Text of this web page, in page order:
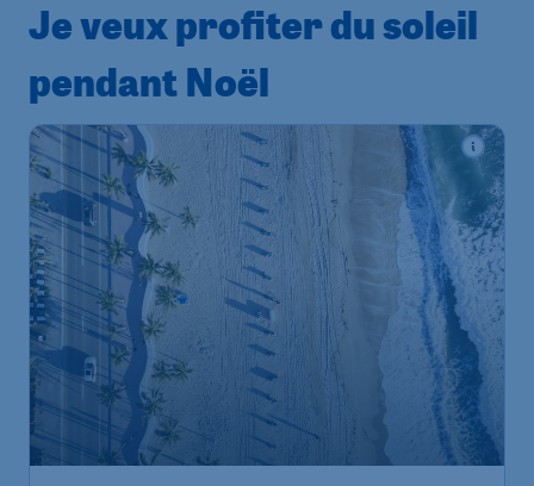
Je veux profiter du soleil
pendant Noël